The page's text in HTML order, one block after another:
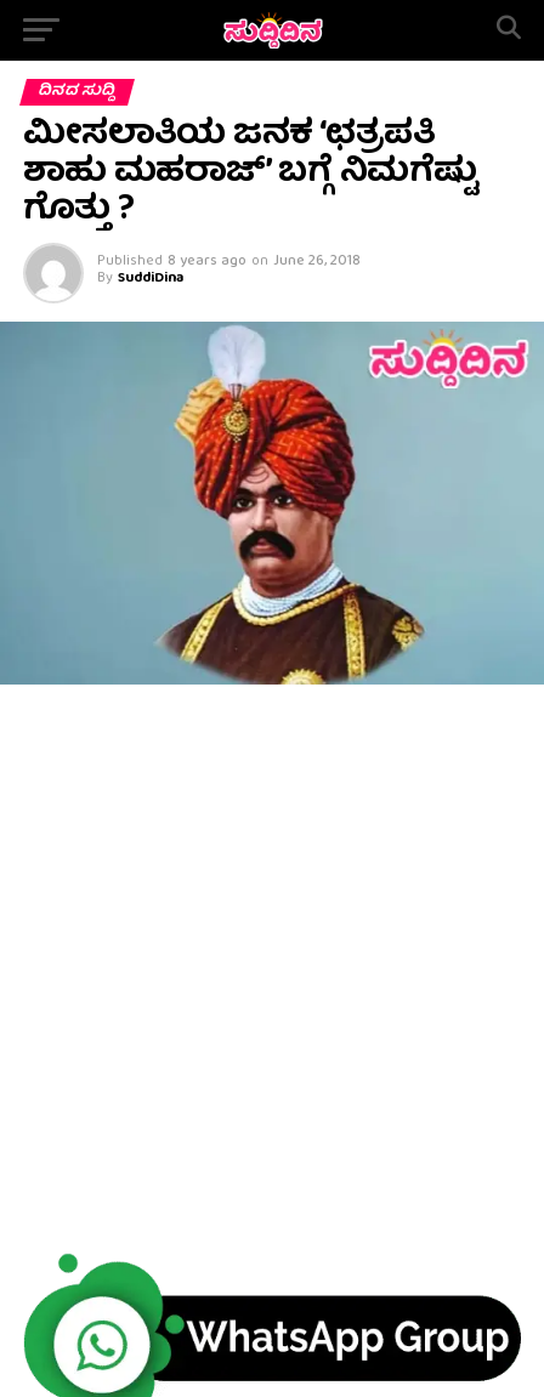
ದಿನದ ಸುದ್ದಿ
ಮೀಸಲಾತಿಯ ಜನಕ ‘ಛತ್ರಪತಿ
ಶಾಹು ಮಹರಾಜ್’ ಬಗ್ಗೆ ನಿಮಗೆಷ್ಟು
ಗೊತ್ತು ?
Published 8 years ago on June 26, 2018
By SuddiDina